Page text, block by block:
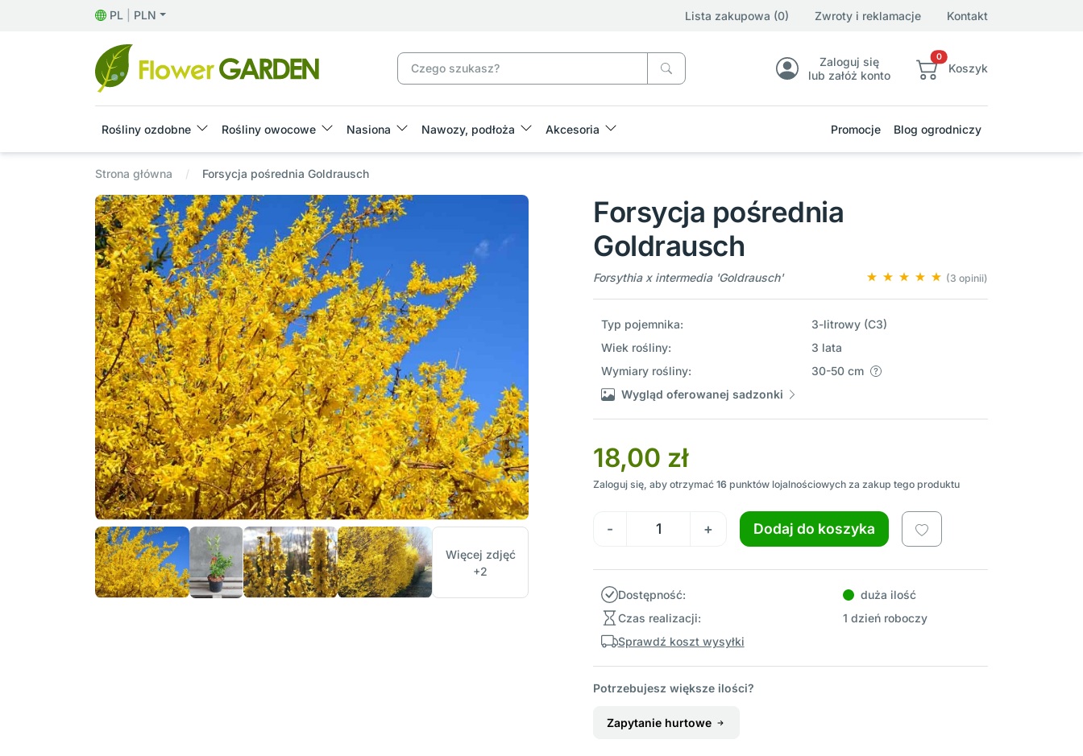
PL PLN Lista zakupowa (0) Zwroty i reklamacje Kontakt
Zaloguj się
lub załóż konto
0
Koszyk
Rośliny ozdobne Rośliny owocowe Nasiona Nawozy, podłoża Akcesoria Promocje Blog ogrodniczy
Strona główna Forsycja pośrednia Goldrausch
Więcej zdjęć
+2
Forsycja pośrednia
Goldrausch
Forsythia x intermedia 'Goldrausch' (3 opinii)
Typ pojemnika:
3-litrowy (C3)
Wiek rośliny:
3 lata
Wymiary rośliny:
30-50 cm
Wygląd oferowanej sadzonki
18,00 zł
Zaloguj się, aby otrzymać 16 punktów lojalnościowych za zakup tego produktu
Dodaj do koszyka
Dostępność:
duża ilość
Czas realizacji:
1 dzień roboczy
Sprawdź koszt wysyłki
Potrzebujesz większe ilości?
Zapytanie hurtowe